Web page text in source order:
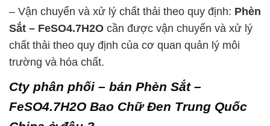
– Vận chuyển và xử lý chất thải theo quy định: Phèn
Sắt – FeSO4.7H2O cần được vận chuyển và xử lý
chất thải theo quy định của cơ quan quản lý môi
trường và hóa chất.
Cty phân phối – bán Phèn Sắt –
FeSO4.7H2O Bao Chữ Đen Trung Quốc